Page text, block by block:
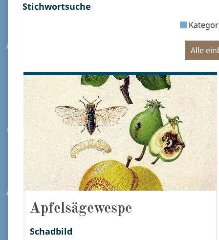
Stichwortsuche
Alle
Apfelsägewespe
Schadbild